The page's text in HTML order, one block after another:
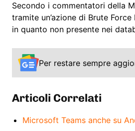
Secondo i commentatori della
tramite un’azione di Brute
in quanto non presente nei
Per restare sempre
Articoli Correlati
Microsoft Teams anche su